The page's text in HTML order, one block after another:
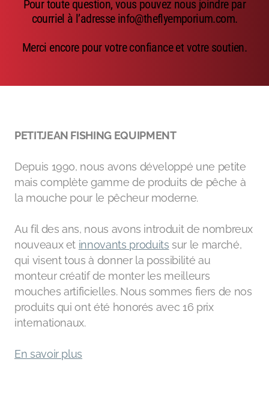
Pour toute question, vous pouvez nous joindre par
courriel à l’adresse info@theflyemporium.com.
Merci encore pour votre confiance et votre soutien.
PETITJEAN FISHING EQUIPMENT
Depuis 1990, nous avons développé une petite
mais complète gamme de produits de pêche à
la mouche pour le pêcheur moderne.
Au fil des ans, nous avons introduit de nombreux
nouveaux et innovants produits sur le marché,
qui visent tous à donner la possibilité au
monteur créatif de monter les meilleurs
mouches artificielles. Nous sommes fiers de nos
produits qui ont été honorés avec 16 prix
internationaux.
En savoir plus
Emerger
Accessoires de pêche